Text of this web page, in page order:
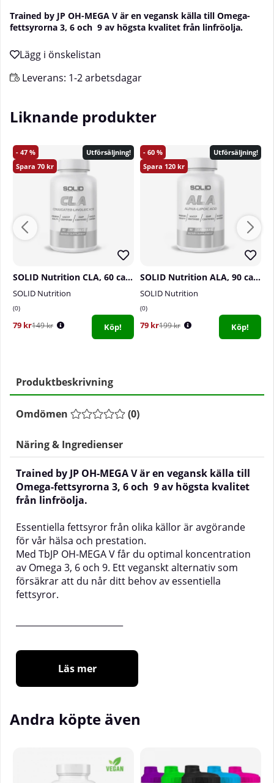
Trained by JP OH-MEGA V är en vegansk källa till Omega-
fettsyrorna 3, 6 och 9 av högsta kvalitet från linfröolja.
Leverans: 1-2 arbetsdagar
Liknande produkter
47
70
Utförsäljning!
SOLID Nutrition CLA, 60 caps
SOLID Nutrition
0
79 kr149 kr Köp!
60
120
Utförsäljning!
SOLID Nutrition ALA, 90 caps
SOLID Nutrition
0
79 kr199 kr Köp!
Produktbeskrivning
Omdömen (0)
Näring & Ingredienser
Trained by JP OH-MEGA V är en vegansk källa till
Omega-fettsyrorna 3, 6 och 9 av högsta kvalitet
från linfröolja.
Essentiella fettsyror från olika källor är avgörande
för vår hälsa och prestation.
Med TbJP OH-MEGA V får du optimal koncentration
av Omega 3, 6 och 9. Ett veganskt alternativ som
försäkrar att du når ditt behov av essentiella
fettsyror.
Antal doser per förpackning:
Rekommenderad dosering:
optimera återhämtning och allmänhälsa.
Läs mer
Andra köpte även